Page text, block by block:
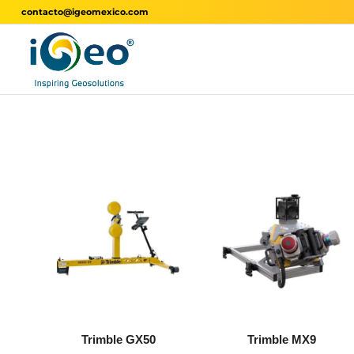
contacto@igeomexico.com
Trimble GX50 Trimble MX9